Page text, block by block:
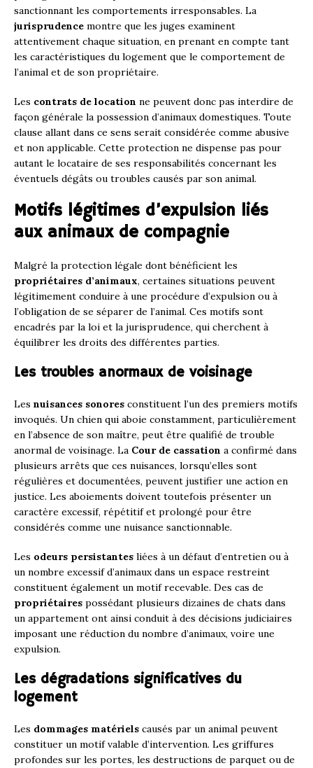
sanctionnant les comportements irresponsables. La
jurisprudence montre que les juges examinent
attentivement chaque situation, en prenant en compte tant
les caractéristiques du logement que le comportement de
l’animal et de son propriétaire.
Les contrats de location ne peuvent donc pas interdire de
façon générale la possession d’animaux domestiques. Toute
clause allant dans ce sens serait considérée comme abusive
et non applicable. Cette protection ne dispense pas pour
autant le locataire de ses responsabilités concernant les
éventuels dégâts ou troubles causés par son animal.
Motifs légitimes d’expulsion liés
aux animaux de compagnie
Malgré la protection légale dont bénéficient les
propriétaires d’animaux, certaines situations peuvent
légitimement conduire à une procédure d’expulsion ou à
l’obligation de se séparer de l’animal. Ces motifs sont
encadrés par la loi et la jurisprudence, qui cherchent à
équilibrer les droits des différentes parties.
Les troubles anormaux de voisinage
Les nuisances sonores constituent l’un des premiers motifs
invoqués. Un chien qui aboie constamment, particulièrement
en l’absence de son maître, peut être qualifié de trouble
anormal de voisinage. La Cour de cassation a confirmé dans
plusieurs arrêts que ces nuisances, lorsqu’elles sont
régulières et documentées, peuvent justifier une action en
justice. Les aboiements doivent toutefois présenter un
caractère excessif, répétitif et prolongé pour être
considérés comme une nuisance sanctionnable.
Les odeurs persistantes liées à un défaut d’entretien ou à
un nombre excessif d’animaux dans un espace restreint
constituent également un motif recevable. Des cas de
propriétaires possédant plusieurs dizaines de chats dans
un appartement ont ainsi conduit à des décisions judiciaires
imposant une réduction du nombre d’animaux, voire une
expulsion.
Les dégradations significatives du
logement
Les dommages matériels causés par un animal peuvent
constituer un motif valable d’intervention. Les griffures
profondes sur les portes, les destructions de parquet ou de